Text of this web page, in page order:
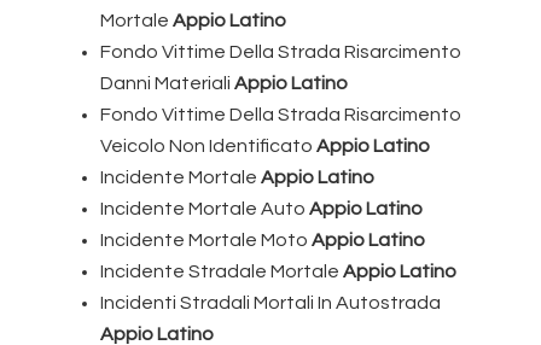
MortaleAppio Latino
Fondo Vittime Della Strada Risarcimento
Danni MaterialiAppio Latino
Fondo Vittime Della Strada Risarcimento
Veicolo Non IdentificatoAppio Latino
Incidente MortaleAppio Latino
Incidente Mortale AutoAppio Latino
Incidente Mortale MotoAppio Latino
Incidente Stradale MortaleAppio Latino
Incidenti Stradali Mortali In Autostrada
Appio Latino